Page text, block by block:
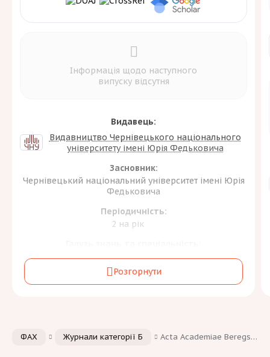
Видавець:
Видавництво Чернівецького національного
університету імені Юрія Федьковича
Засновник:
Чернівецький національний університет імені Юрія
Федьковича
Періодичність:
2 на рік
B Культура, мистецтво та гуманітарні науки [1]
Інформація щодо наступного
випуску відсутня
Розгорнути
ФАХ Журнали категорії Б Acta Academiae Beregsasiensis. Philologica